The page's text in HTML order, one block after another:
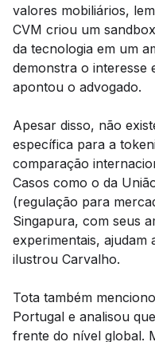
valores mobiliários,
CVM criou um
da tecnologia em um
demonstra o interesse
apontou o advogado.
Apesar disso, não
específica para a
comparação
Casos como o da
(regulação para
Singapura, com seus
experimentais, ajudam
ilustrou Carvalho.
Tota também
Portugal e analisou
frente do nível global.